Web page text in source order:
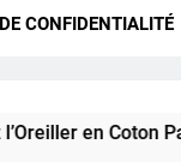
CONFIDENTIALITÉ
Parfait pour Vous